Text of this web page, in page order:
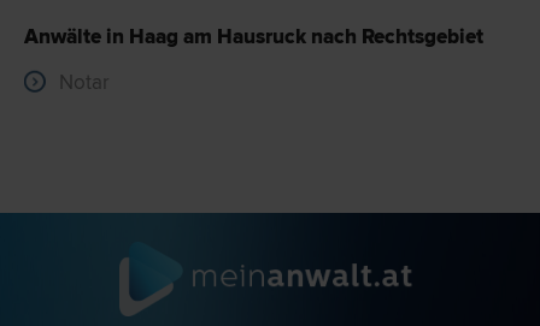
Anwälte in Haag am Hausruck nach Rechtsgebiet
Notar